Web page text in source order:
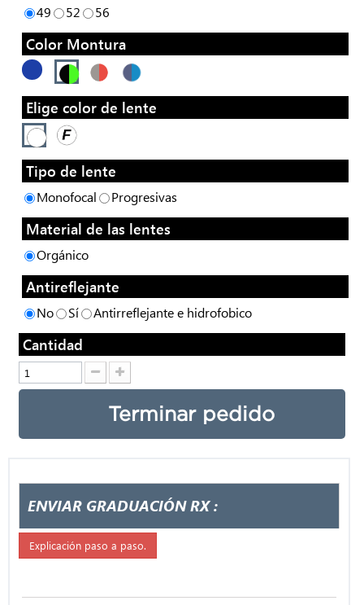
49 52 56
Color Montura
Elige color de lente
Tipo de lente
Monofocal Progresivas
Material de las lentes
Orgánico
Antireflejante
No Sí Antirreflejante e hidrofobico
Cantidad
Terminar pedido
ENVIAR GRADUACIÓN RX :
Explicación paso a paso.